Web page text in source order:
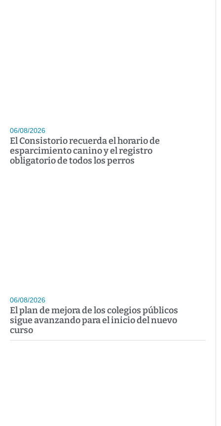
06/08/2026
El Consistorio recuerda el horario de
esparcimiento canino y el registro
obligatorio de todos los perros
06/08/2026
El plan de mejora de los colegios públicos
sigue avanzando para el inicio del nuevo
curso